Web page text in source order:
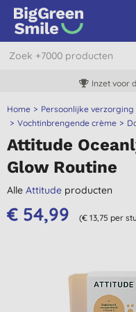
Inzet voor
Home Persoonlijke verzorging
Vochtinbrengende crème
Attitude
Glow Routine
Alle Attitude producten
€ 54,99 (€ 13,75 per